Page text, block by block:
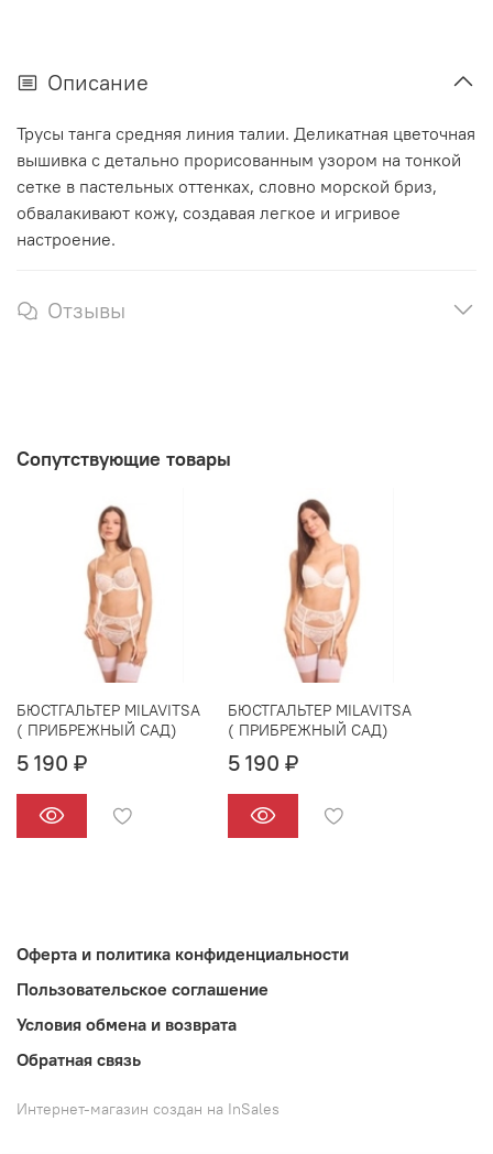
Описание
Трусы танга средняя линия талии. Деликатная цветочная
вышивка с детально прорисованным узором на тонкой
сетке в пастельных оттенках, словно морской бриз,
обвалакивают кожу, создавая легкое и игривое
настроение.
Отзывы
Сопутствующие товары
БЮСТГАЛЬТЕР MILAVITSA
( ПРИБРЕЖНЫЙ САД)
5 190 ₽
БЮСТГАЛЬТЕР MILAVITSA
( ПРИБРЕЖНЫЙ САД)
5 190 ₽
Оферта и политика конфиденциальности
Пользовательское соглашение
Условия обмена и возврата
Обратная связь
Интернет-магазин создан на InSales